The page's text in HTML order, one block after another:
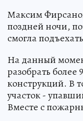
Максим
поздней ночи,
смогла
На данный
разобрать
конструкций. В
участок -
Вместе с